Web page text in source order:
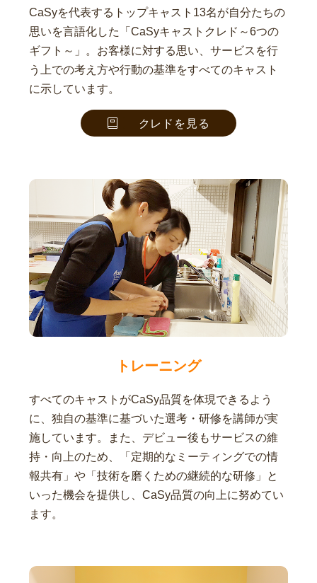
CaSyを代表するトップキャスト13名が自分たちの
思いを言語化した「CaSyキャストクレド～6つの
ギフト～」。お客様に対する思い、サービスを行
う上での考え方や行動の基準をすべてのキャスト
に示しています。
クレドを見る
トレーニング
すべてのキャストがCaSy品質を体現できるよう
に、独自の基準に基づいた選考・研修を講師が実
施しています。また、デビュー後もサービスの維
持・向上のため、「定期的なミーティングでの情
報共有」や「技術を磨くための継続的な研修」と
いった機会を提供し、CaSy品質の向上に努めてい
ます。